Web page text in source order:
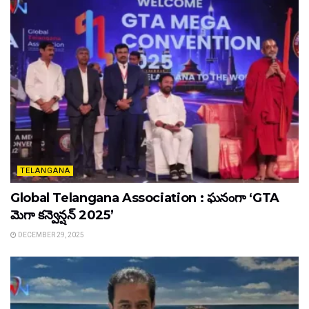
TELANGANA
Global Telangana Association : ఘనంగా ‘GTA
మెగా కన్వెన్షన్ 2025’
DECEMBER 29, 2025